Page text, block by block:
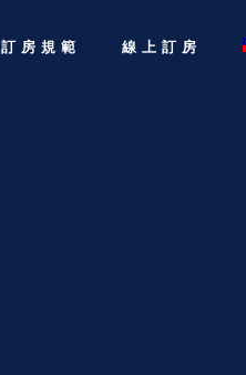
訂房規範 線上訂房